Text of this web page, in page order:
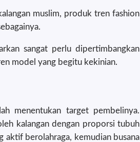
muslim, produk tren fashion
sangat perlu dipertimbangkan
model yang begitu kekinian.
menentukan target pembelinya.
kalangan dengan proporsi tubuh
aktif berolahraga, kemudian busana